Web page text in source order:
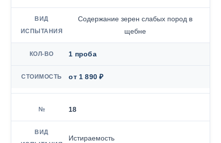
Содержание зерен слабых пород в
щебне
1 проба
от 1 890 ₽
18
Истираемость